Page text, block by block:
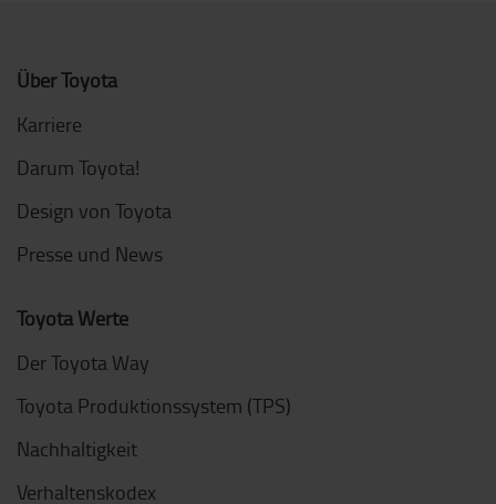
Über Toyota
Karriere
Darum Toyota!
Design von Toyota
Presse und News
Toyota Werte
Der Toyota Way
Toyota Produktionssystem (TPS)
Nachhaltigkeit
Verhaltenskodex